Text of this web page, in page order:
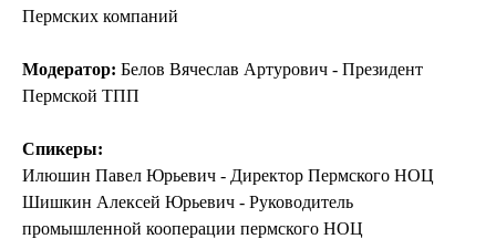
Пермских компаний
Модератор: Белов Вячеслав Артурович - Президент
Пермской ТПП
Спикеры:
Илюшин Павел Юрьевич - Директор Пермского НОЦ
Шишкин Алексей Юрьевич - Руководитель
промышленной кооперации пермского НОЦ